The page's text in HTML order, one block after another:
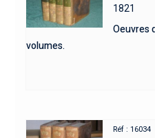
1821
Oeuvres
volumes.
Réf : 16034